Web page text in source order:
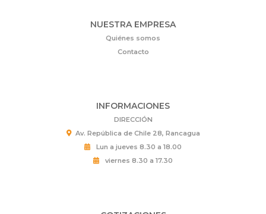
NUESTRA EMPRESA
Quiénes somos
Contacto
INFORMACIONES
DIRECCIÓN
Av. República de Chile 28, Rancagua
Lun a jueves 8.30 a 18.00
viernes 8.30 a 17.30